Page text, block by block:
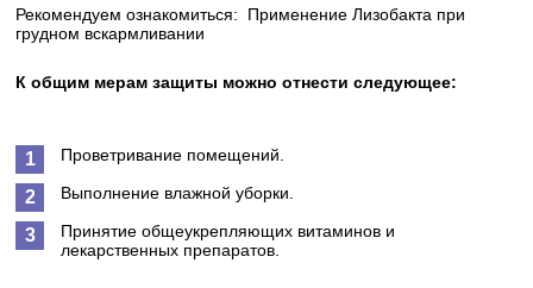
Рекомендуем ознакомиться:
Применение Лизобакта при
грудном вскармливании
К общим мерам защиты можно отнести следующее:
Проветривание помещений.
Выполнение влажной уборки.
Принятие общеукрепляющих витаминов и
лекарственных препаратов.